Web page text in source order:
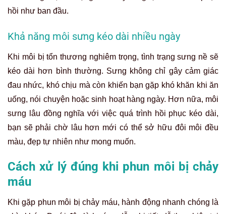
hồi như ban đầu.
Khả năng môi sưng kéo dài nhiều ngày
Khi môi bị tổn thương nghiêm trọng, tình trạng sưng nề sẽ
kéo dài hơn bình thường. Sưng không chỉ gây cảm giác
đau nhức, khó chịu mà còn khiến bạn gặp khó khăn khi ăn
uống, nói chuyện hoặc sinh hoạt hàng ngày. Hơn nữa, môi
sưng lâu đồng nghĩa với việc quá trình hồi phục kéo dài,
bạn sẽ phải chờ lâu hơn mới có thể sở hữu đôi môi đều
màu, đẹp tự nhiên như mong muốn.
Cách xử lý đúng khi phun môi bị chảy
máu
Khi gặp phun môi bị chảy máu, hành động nhanh chóng là